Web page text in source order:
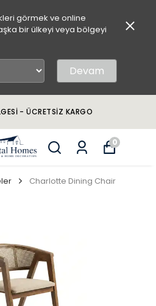
görmek ve online
bir ülkeyi veya bölgeyi
Devam
- ÜCRETSİZ KARGO
0
Charlotte Dining Chair